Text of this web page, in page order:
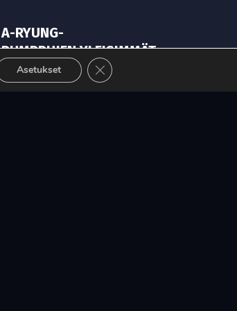
A-RYUNG-
PUMPPUJEN YLEISIMMÄT
VARAOSAT NYT SUORAAN
TEKUPITIN VARASTOSTA
Asetukset Sulje evästebanneri